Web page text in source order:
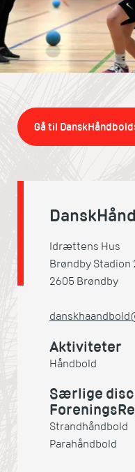
Gå til
Idrættens Hus
Brøndby Stadion
2605 Brøndby
Aktiviteter
Håndbold
Særlige
Strandhåndbold
Parahåndbold